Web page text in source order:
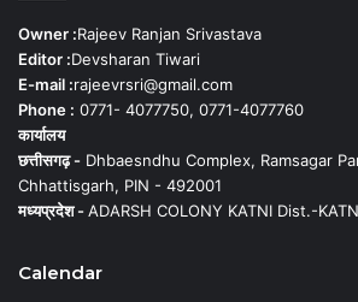
Owner :Rajeev Ranjan Srivastava
Editor :Devsharan Tiwari
E-mail :rajeevrsri@gmail.com
Phone : 0771- 4077750, 0771-4077760
कार्यालय
छत्तीसगढ़ - Dhbaesndhu Complex, Ramsagar
Chhattisgarh, PIN - 492001
मध्यप्रदेश -ADARSH COLONY KATNI Dist.-
Calendar